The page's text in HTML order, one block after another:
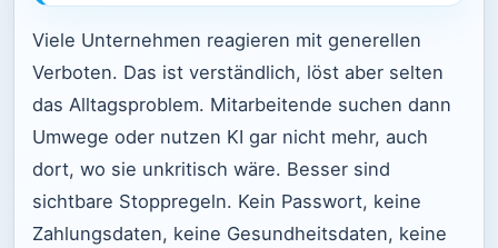
Viele Unternehmen reagieren mit generellen
Verboten. Das ist verständlich, löst aber selten
das Alltagsproblem. Mitarbeitende suchen dann
Umwege oder nutzen KI gar nicht mehr, auch
dort, wo sie unkritisch wäre. Besser sind
sichtbare Stoppregeln. Kein Passwort, keine
Zahlungsdaten, keine Gesundheitsdaten, keine